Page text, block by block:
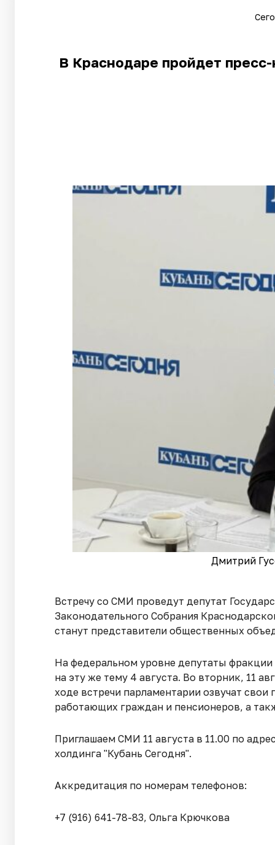
В Краснодаре пройдет
Дмитрий
Встречу со СМИ проведут депутат
Законодательного Собрания
станут представители общественных
На федеральном уровне депутаты
на эту же тему 4 августа. Во вторник, 11
ходе встречи парламентарии озвучат
работающих граждан и пенсионеров, а
Приглашаем СМИ 11 августа в 11.00 по
холдинга "Кубань Сегодня".
Аккредитация по номерам телефонов:
+7 (916) 641-78-83, Ольга Крючкова